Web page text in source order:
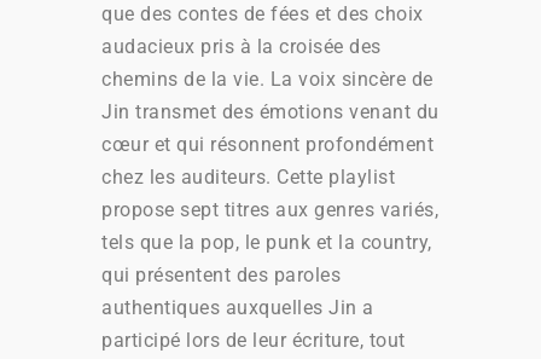
que des contes de fées et des choix
audacieux pris à la croisée des
chemins de la vie. La voix sincère de
Jin transmet des émotions venant du
cœur et qui résonnent profondément
chez les auditeurs. Cette playlist
propose sept titres aux genres variés,
tels que la pop, le punk et la country,
qui présentent des paroles
authentiques auxquelles Jin a
participé lors de leur écriture, tout